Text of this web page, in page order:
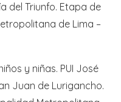
del Triunfo. Etapa de
de Lima –
y niñas. PUI José
Juan de Lurigancho.